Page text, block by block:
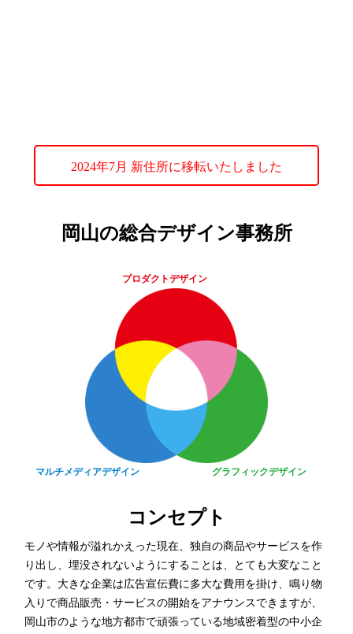
2024年7月 新住所に移転いたしました
岡山の総合デザイン事務所
プロダクトデザイン
グラフィックデザイン
マルチメディアデザイン
コンセプト
モノや情報が溢れかえった現在、独自の商品やサービスを作
り出し、埋没されないようにすることは、とても大変なこと
です。大きな企業は広告宣伝費に多大な費用を掛け、鳴り物
入りで商品販売・サービスの開始をアナウンスできますが、
岡山市のような地方都市で頑張っている地域密着型の中小企